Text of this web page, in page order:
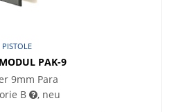
PISTOLE
PAK-9
9mm Para
B
, neu